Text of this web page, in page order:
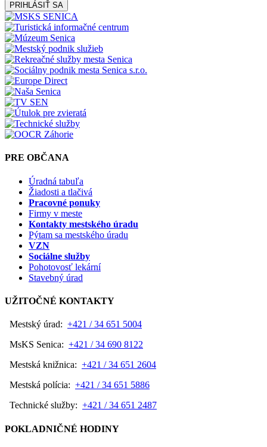
PRIHLÁSIŤ SA
PRE OBČANA
Úradná tabuľa
Žiadosti a tlačivá
Pracovné ponuky
Firmy v meste
Kontakty mestského úradu
Pýtam sa mestského úradu
VZN
Sociálne služby
Pohotovosť lekární
Stavebný úrad
UŽITOČNÉ KONTAKTY
Mestský úrad: +421 / 34 651 5004
MsKS Senica: +421 / 34 690 8122
Mestská knižnica: +421 / 34 651 2604
Mestská polícia: +421 / 34 651 5886
Technické služby: +421 / 34 651 2487
POKLADNIČNÉ HODINY